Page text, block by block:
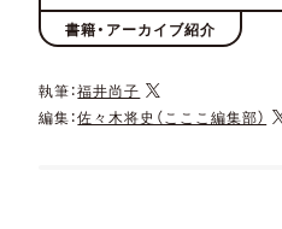
書籍・アーカイブ紹介
執筆：福井尚子
編集：佐々木将史（こここ編集部）